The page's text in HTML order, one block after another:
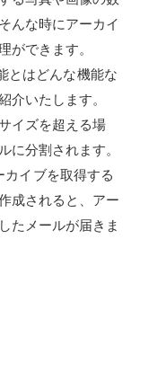
んな時にアーカイ
ができます。
とはどんな機能な
いたします。
イズを超える場
分割されます。
イブを取得する
成されると、アー
たメールが届きま